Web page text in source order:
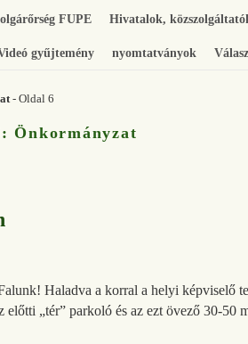
FUPE Hivatalok,
gyűjtemény nyomtatványok
- Oldal 6
Önkormányzat
Haladva a korral a helyi képviselő
„tér” parkoló és az ezt övező 30-50